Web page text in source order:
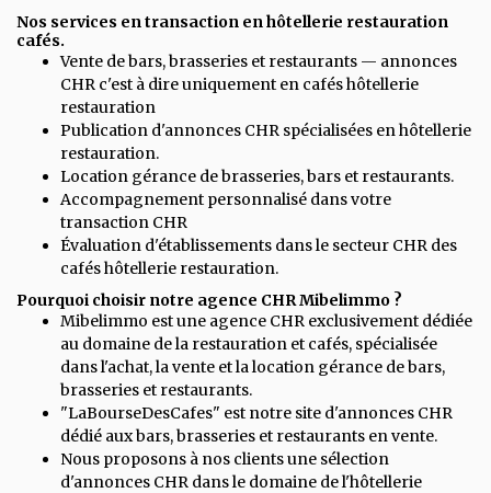
Nos services en transaction en hôtellerie restauration
cafés.
Vente de bars, brasseries et restaurants — annonces
CHR c'est à dire uniquement en cafés hôtellerie
restauration
Publication d'annonces CHR spécialisées en hôtellerie
restauration.
Location gérance de brasseries, bars et restaurants.
Accompagnement personnalisé dans votre
transaction CHR
Évaluation d'établissements dans le secteur CHR des
cafés hôtellerie restauration.
Pourquoi choisir notre agence CHR Mibelimmo ?
Mibelimmo est une agence CHR exclusivement dédiée
au domaine de la restauration et cafés, spécialisée
dans l'achat, la vente et la location gérance de bars,
brasseries et restaurants.
"LaBourseDesCafes" est notre site d'annonces CHR
dédié aux bars, brasseries et restaurants en vente.
Nous proposons à nos clients une sélection
d'annonces CHR dans le domaine de l'hôtellerie